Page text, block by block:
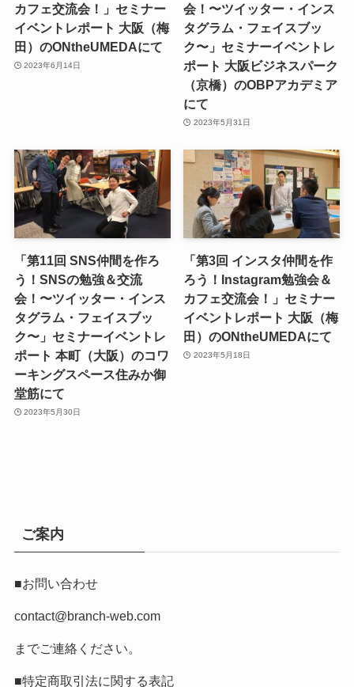
カフェ交流会！」セミナー
イベントレポート 大阪（梅
田）のONtheUMEDAにて
2023年6月14日
会！〜ツイッター・インス
タグラム・フェイスブッ
ク〜」セミナーイベントレ
ポート 大阪ビジネスパーク
（京橋）のOBPアカデミア
にて
2023年5月31日
「第11回 SNS仲間を作ろ
う！SNSの勉強＆交流
会！〜ツイッター・インス
タグラム・フェイスブッ
ク〜」セミナーイベントレ
ポート 本町（大阪）のコワ
ーキングスペース住みか御
堂筋にて
2023年5月30日
「第3回 インスタ仲間を作
ろう！Instagram勉強会＆
カフェ交流会！」セミナー
イベントレポート 大阪（梅
田）のONtheUMEDAにて
2023年5月18日
ご案内
■お問い合わせ
contact@branch-web.com
までご連絡ください。
■特定商取引法に関する表記